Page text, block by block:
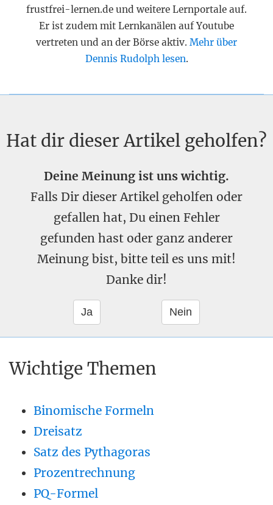
frustfrei-lernen.de und weitere Lernportale auf.
Er ist zudem mit Lernkanälen auf Youtube
vertreten und an der Börse aktiv. Mehr über
Dennis Rudolph lesen.
Hat dir dieser Artikel geholfen?
Deine Meinung ist uns wichtig.
Falls Dir dieser Artikel geholfen oder
gefallen hat, Du einen Fehler
gefunden hast oder ganz anderer
Meinung bist, bitte teil es uns mit!
Danke dir!
Wichtige Themen
Binomische Formeln
Dreisatz
Satz des Pythagoras
Prozentrechnung
PQ-Formel